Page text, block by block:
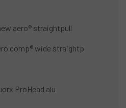
aero® straightpull
comp® wide straightp
ProHead alu